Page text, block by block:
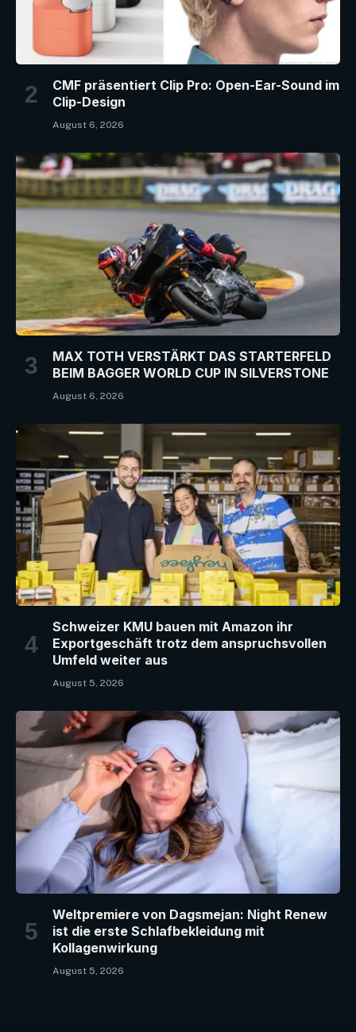
CMF präsentiert Clip Pro: Open-Ear-Sound im
Clip-Design
August 6, 2026
MAX TOTH VERSTÄRKT DAS STARTERFELD
BEIM BAGGER WORLD CUP IN SILVERSTONE
August 6, 2026
Schweizer KMU bauen mit Amazon ihr
Exportgeschäft trotz dem anspruchsvollen
Umfeld weiter aus
August 5, 2026
Weltpremiere von Dagsmejan: Night Renew
ist die erste Schlafbekleidung mit
Kollagenwirkung
August 5, 2026